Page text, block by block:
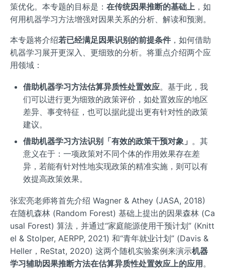
策优化。本专题的目标是： 在传统因果推断的基础上 ，如
何用机器学习方法增强对因果关系的分析、解读和预测。
本专题将介绍若已经满足因果识别的前提条件，如何借助
机器学习展开更深入、更细致的分析。将重点介绍两个应
用领域：
借助机器学习方法估算异质性处置效应。基于此，我
们可以进行更为细致的政策评价，如处置效应的地区
差异、事变特征，也可以据此提出更有针对性的政策
建议。
借助机器学习方法识别「有效的政策干预对象」 。其
意义在于：一项政策对不同个体的作用效果存在差
异，若能有针对性地实现政策的精准实施，则可以有
效提高政策效果。
张宏亮老师将首先介绍 Wagner & Athey (JASA, 2018)
在随机森林 (Random Forest) 基础上提出的因果森林 (Ca
usal Forest) 算法，并通过“家庭能源使用干预计划” (Knitt
el & Stolper, AERPP, 2021) 和“青年就业计划” (Davis &
Heller，ReStat, 2020) 这两个随机实验案例来演示机器
学习辅助因果推断方法在估算异质性处置效应上的应用。